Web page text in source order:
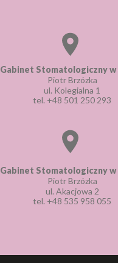
Gabinet Stomatologiczny w
Piotr Brzózka
ul. Akacjowa 2
tel. +48 535 958 055
Gabinet Stomatologiczny w
Piotr Brzózka
ul. Kolegialna 1
tel. +48 501 250 293